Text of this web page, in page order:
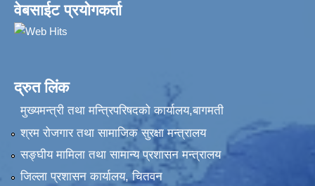
वेबसाईट प्रयोगकर्ता
द्रुत लिंक
मुख्यमन्त्री तथा मन्त्रिपरिषदको कार्यालय,बागमती
श्रम रोजगार तथा सामाजिक सुरक्षा मन्त्रालय
सङ्‍घीय मामिला तथा सामान्य प्रशासन मन्त्रालय
जिल्ला प्रशासन कार्यालय, चितवन